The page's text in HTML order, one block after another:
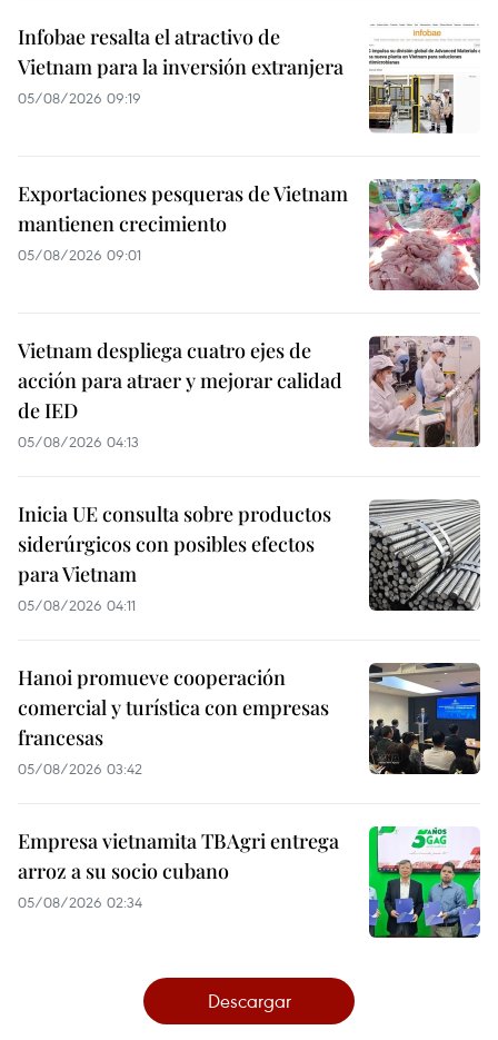
Infobae resalta el atractivo de
Vietnam para la inversión extranjera
05/08/2026 09:19
Exportaciones pesqueras de Vietnam
mantienen crecimiento
05/08/2026 09:01
Vietnam despliega cuatro ejes de
acción para atraer y mejorar calidad
de IED
05/08/2026 04:13
Inicia UE consulta sobre productos
siderúrgicos con posibles efectos
para Vietnam
05/08/2026 04:11
Hanoi promueve cooperación
comercial y turística con empresas
francesas
05/08/2026 03:42
Empresa vietnamita TBAgri entrega
arroz a su socio cubano
05/08/2026 02:34
Descargar